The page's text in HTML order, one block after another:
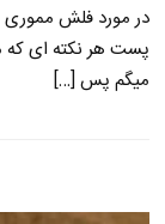
در مورد فلش مموری
پست هر نکته ای که
میگم پس […]